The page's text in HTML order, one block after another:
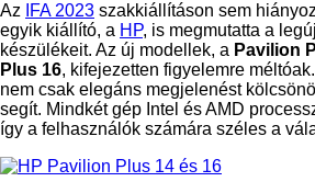
Az IFA 2023 szakkiállításon sem
egyik kiállító, a HP, is megmutatta a
készülékeit. Az új modellek, a Pavilion
Plus 16, kifejezetten figyelemre
nem csak elegáns megjelenést
segít. Mindkét gép Intel és AMD
így a felhasználók számára széles a